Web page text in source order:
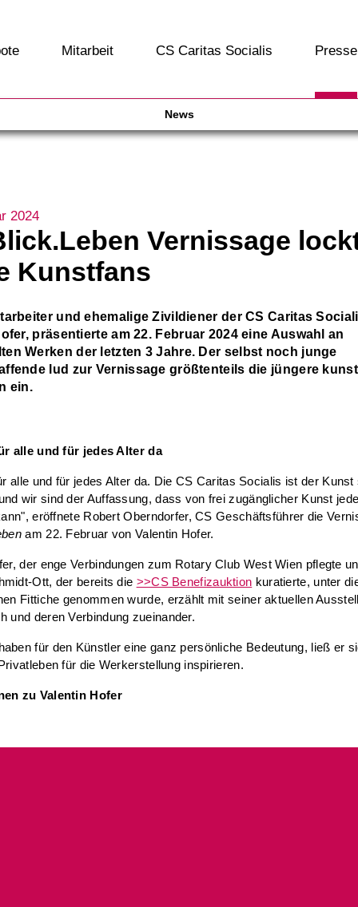
Mitarbeit CS Caritas Socialis Presse
News
2024
Vernissage
Kunstfans
und ehemalige Zivildiener der CS Caritas
präsentierte am 22. Februar 2024 eine Auswahl an
Werken der letzten 3 Jahre. Der selbst noch junge
lud zur Vernissage größtenteils die jüngere
ein.
alle und für jedes Alter da
alle und für jedes Alter da. Die CS Caritas Socialis ist der Kunst
wir sind der Auffassung, dass von frei zugänglicher Kunst
eröffnete Robert Oberndorfer, CS Geschäftsführer die
am 22. Februar von Valentin Hofer.
der enge Verbindungen zum Rotary Club West Wien pflegte
Ott, der bereits die >>CS Benefizauktion kuratierte, unter
Fittiche genommen wurde, erzählt mit seiner aktuellen
und deren Verbindung zueinander.
für den Künstler eine ganz persönliche Bedeutung, ließ er
für die Werkerstellung inspirieren.
zu Valentin Hofer